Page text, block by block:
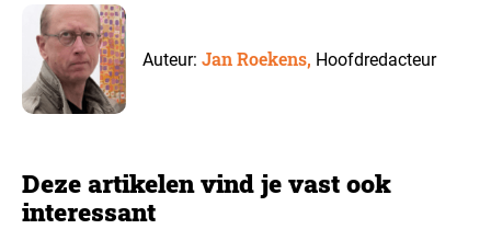
Auteur:Jan Roekens, Hoofdredacteur
Deze artikelen vind je vast ook
interessant